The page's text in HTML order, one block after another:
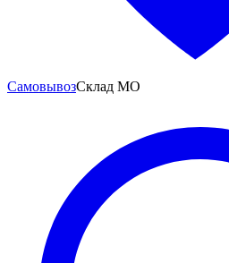
СамовывозСклад МО